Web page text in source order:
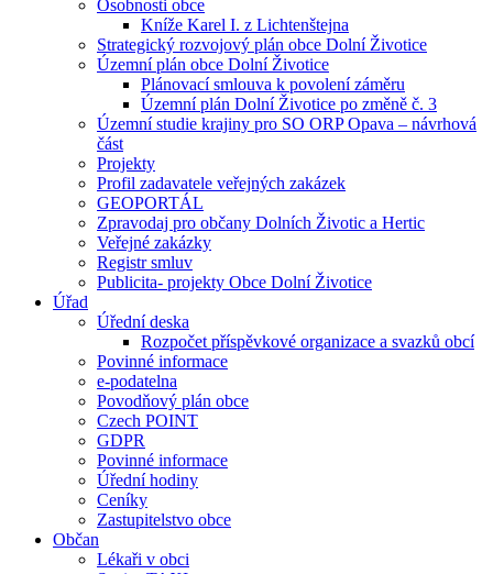
Osobnosti obce
Kníže Karel I. z Lichtenštejna
Strategický rozvojový plán obce Dolní Životice
Územní plán obce Dolní Životice
Plánovací smlouva k povolení záměru
Územní plán Dolní Životice po změně č. 3
Územní studie krajiny pro SO ORP Opava – návrhová
část
Projekty
Profil zadavatele veřejných zakázek
GEOPORTÁL
Zpravodaj pro občany Dolních Životic a Hertic
Veřejné zakázky
Registr smluv
Publicita- projekty Obce Dolní Životice
Úřad
Úřední deska
Rozpočet příspěvkové organizace a svazků obcí
Povinné informace
e-podatelna
Povodňový plán obce
Czech POINT
GDPR
Povinné informace
Úřední hodiny
Ceníky
Zastupitelstvo obce
Občan
Lékaři v obci